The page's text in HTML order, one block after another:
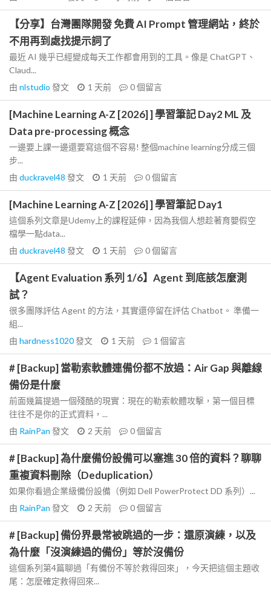
【分享】台灣團隊開發 免費 AI Prompt 管理網站，終於
不用再到處找提示詞了
最近 AI 幾乎已經變成每天工作都會用到的工具。像是 ChatGPT、
Claud...
由 nlstudio 發文 1 天前 0個留言
[Machine Learning A-Z [2026] ] 學習筆記 Day2 ML 及
Data pre-processing 概念
一邊要上課一邊還要寫這個不容易! 整個machine learning分成三個
步...
由 duckravel48 發文 1 天前 0個留言
[Machine Learning A-Z [2026] ] 學習筆記 Day1
這個系列文章是Udemy上的課程延伸，因為我個人想趁著育嬰假空
檔學一點data...
由 duckravel48 發文 1 天前 0個留言
【Agent Evaluation 系列 1/6】Agent 到底該怎麼測
試？
很多團隊評估 Agent 的方法，其實還停留在評估 Chatbot。 準備一
組...
由 hardness1020發文 1 天前 1 個留言
# [Backup] 當勒索軟體連備份都不放過：Air Gap 與離線
備份是什麼
前面幾篇提過一個殘酷的現實：現在的勒索軟體攻擊，第一個目標
往往不是你的正式資料，...
由 RainPan 發文 2 天前 0個留言
# [Backup] 為什麼備份設備可以塞進 30 倍的資料？聊聊
重複資料刪除（Deduplication）
如果你看過企業級備份設備（例如 Dell PowerProtect DD 系列）...
由 RainPan 發文 2 天前 0個留言
# [Backup] 備份界最常被跳過的一步：還原演練，以及
為什麼「沒演練過的備份」等於沒備份
這個系列第4篇聊過「有備份不等於救得回來」，今天把這個主題收
尾：怎麼確定救得回來...